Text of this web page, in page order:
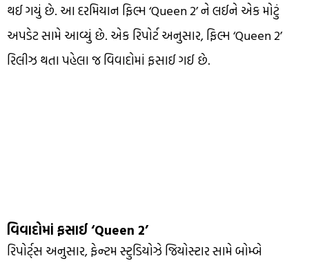
થઈ ગયું છે. આ દરમિયાન ફિલ્મ ‘Queen 2’ ને લઈને એક મોટું
અપડેટ સામે આવ્યું છે. એક રિપોર્ટ અનુસાર, ફિલ્મ ‘Queen 2’
રિલીઝ થતા પહેલા જ વિવાદોમાં ફસાઈ ગઈ છે.
વિવાદોમાં ફસાઈ ‘Queen 2’
રિપોર્ટ્સ અનુસાર, ફેન્ટમ સ્ટુડિયોઝે જિયોસ્ટાર સામે બોમ્બે